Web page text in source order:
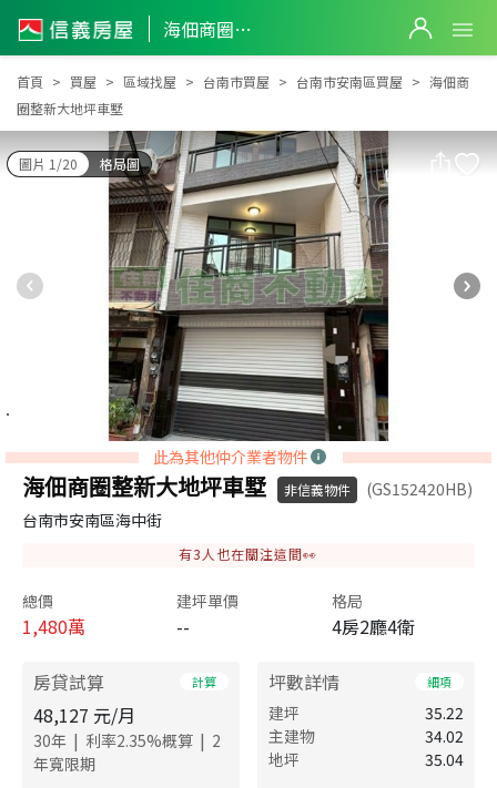
海佃商圈整新大地坪車墅
海佃商圈整新大地坪車墅
首頁 買屋 區域找屋 台南市買屋 台南市安南區買屋
海佃商
圈整新大地坪車墅
圖片 1/20 格局圖
此為其他仲介業者物件
海佃商圈整新大地坪車墅 非信義物件
(GS152420HB)
台南市安南區海中街
有3 人也在關注這間👀
總價
1,480萬
建坪單價
--
格局
4房2廳4衛
房貸試算 計算
48,127 元/月
30年 | 利率2.35%概算 | 2
年寬限期
坪數詳情 細項
建坪
35.22
主建物
34.02
地坪
35.04